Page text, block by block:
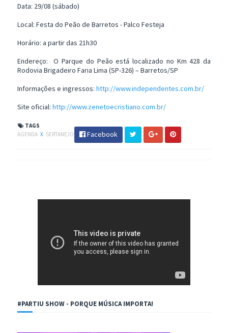
Data: 29/08 (sábado)
Local: Festa do Peão de Barretos - Palco Festeja
Horário: a partir das 21h30
Endereço: O Parque do Peão está localizado no Km 428 da
Rodovia Brigadeiro Faria Lima (SP-326) – Barretos/SP
Informações e ingressos: http://www.independentes.com.br/
Site oficial: http://www.zenetoecristiano.com.br/
TAGS
AGENDA X SERTANEJO Facebook
#PARTIU SHOW - PORQUE MÚSICA IMPORTA!